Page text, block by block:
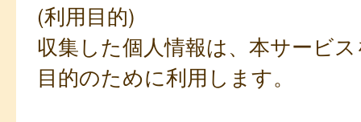
(利用目的)
収集した個人情報は、本サービ
目的のために利用します。